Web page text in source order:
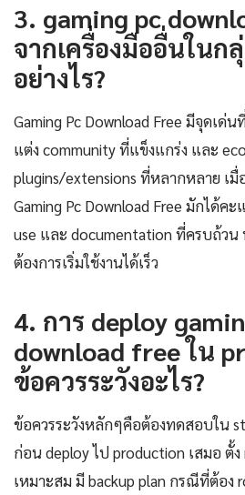
3. gaming pc
จากเครื่องมืออื่นในก
อย่างไร?
Gaming Pc Download Free มีจุดเด่
แต่ง community ที่แข็งแกร่ง และ
plugins/extensions ที่หลากหลาย เ
Gaming Pc Download Free มักได้ค
use และ documentation ที่ครบถ้ว
ต้องการเริ่มใช้งานได้เร็ว
4. การ deploy
download free ใน
ข้อควรระวังอะไร?
ข้อควรระวังหลักๆคือต้องทดสอบใน
ก่อน deploy ไป production เสมอ ตั้ง
เหมาะสม มี backup plan กรณีที่ต้อง